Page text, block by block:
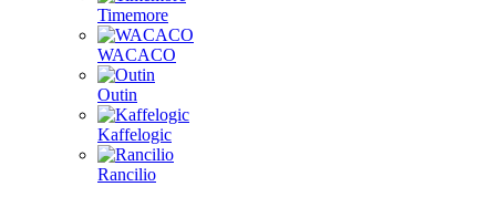
Timemore
WACACO
Outin
Kaffelogic
Rancilio